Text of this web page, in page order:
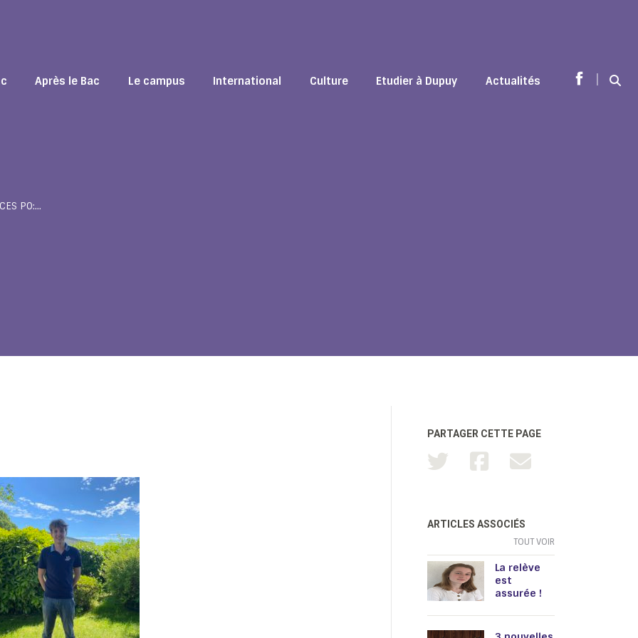
Après le Bac Le campus International Culture Etudier à Dupuy Actualités
Facebook
|
PO:…
PARTAGER CETTE PAGE
ARTICLES ASSOCIÉS
TOUT VOIR
La relève
est
assurée !